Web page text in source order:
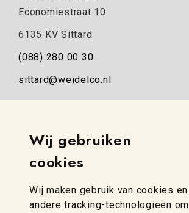
Wij gebruiken
cookies
Wij maken gebruik van cookies en
andere tracking-technologieën om
Economiestraat 10
6135 KV Sittard
(088) 280 00 30
sittard@weidelco.nl
zwolle@weidelco.nl